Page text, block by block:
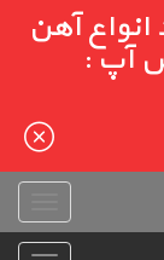
آهن
آپ :